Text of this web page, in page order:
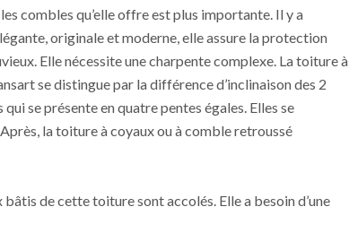
combles qu’elle offre est plus importante. Il y a
originale et moderne, elle assure la protection
Elle nécessite une charpente complexe. La toiture à
se distingue par la différence d’inclinaison des 2
se présente en quatre pentes égales. Elles se
la toiture à coyaux ou à comble retroussé
bâtis de cette toiture sont accolés. Elle a besoin d’une